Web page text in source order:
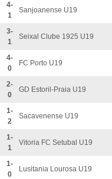
4-
1
Sanjoanense U19
3-
1
Seixal Clube 1925 U19
4-
0
FC Porto U19
2-
0
GD Estoril-Praia U19
1-
2
Sacavenense U19
1-
1
Vitoria FC Setubal U19
1-
0
Lusitania Lourosa U19